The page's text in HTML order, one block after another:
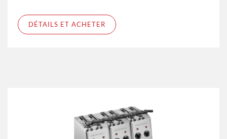
DÉTAILS ET ACHETER